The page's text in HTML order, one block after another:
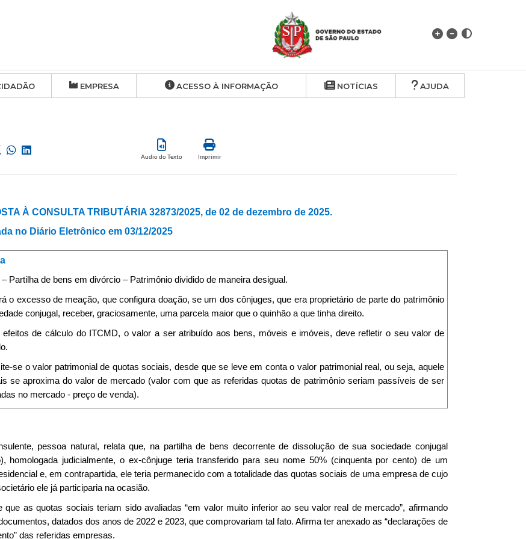
EMPRESA ACESSO À INFORMAÇÃO NOTÍCIAS AJUDA
Audio do Texto Imprimir
À CONSULTA TRIBUTÁRIA 32873/2025, de 02 de dezembro de 2025.
no Diário Eletrônico em 03/12/2025
– Partilha de bens em divórcio – Patrimônio dividido de maneira desigual.
o excesso de meação, que configura doação, se um dos cônjuges, que era proprietário de parte do patrimônio
conjugal, receber, graciosamente, uma parcela maior que o quinhão a que tinha direito.
efeitos de cálculo do ITCMD, o valor a ser atribuído aos bens, móveis e imóveis, deve refletir o seu valor de
se o valor patrimonial de quotas sociais, desde que se leve em conta o valor patrimonial real, ou seja, aquele
se aproxima do valor de mercado (valor com que as referidas quotas de patrimônio seriam passíveis de ser
no mercado - preço de venda).
pessoa natural, relata que, na partilha de bens decorrente de dissolução de sua sociedade conjugal
homologada judicialmente, o ex-cônjuge teria transferido para seu nome 50% (cinquenta por cento) de um
e, em contrapartida, ele teria permanecido com a totalidade das quotas sociais de uma empresa de cujo
ele já participaria na ocasião.
que as quotas sociais teriam sido avaliadas “em valor muito inferior ao seu valor real de mercado”, afirmando
datados dos anos de 2022 e 2023, que comprovariam tal fato. Afirma ter anexado as “declarações de
das referidas empresas.